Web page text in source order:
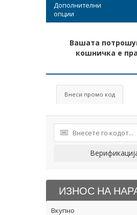
Дополнителни
опции
Вашата
кошничка е
Внеси промо код
ИЗНОС НА
Вкупно